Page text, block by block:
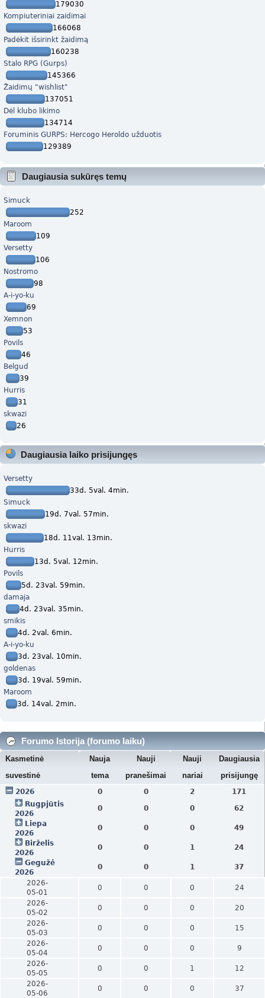
179030
Kompiuteriniai zaidimai
166068
Padėkit išsirinkt žaidimą
160238
Stalo RPG (Gurps)
145366
Žaidimų "wishlist"
137051
Dėl klubo likimo
134714
Foruminis GURPS: Hercogo Heroldo užduotis
129389
Daugiausia sukūręs temų
Simuck
252
Maroom
109
Versetty
106
Nostromo
98
A-i-yo-ku
69
Xemnon
53
Povils
46
Belgud
39
Hurris
31
skwazi
26
Daugiausia laiko prisijungęs
Versetty
33d. 5val. 4min.
Simuck
19d. 7val. 57min.
skwazi
18d. 11val. 13min.
Hurris
13d. 5val. 12min.
Povils
5d. 23val. 59min.
damaja
4d. 23val. 35min.
smikis
4d. 2val. 6min.
A-i-yo-ku
3d. 23val. 10min.
goldenas
3d. 19val. 59min.
Maroom
3d. 14val. 2min.
Forumo Istorija (forumo laiku)
Kasmetinė
suvestinė
Nauja
tema
Nauji
pranešimai
Nauji
nariai
Daugiausia
prisijungę
2026
0 0 2
171
Rugpjūtis
2026
0 0 0
62
Liepa
2026
0 0 0
49
Birželis
2026
0 0 1
24
Gegužė
2026
0 0 1
37
2026-
05-01
0 0 0
24
2026-
05-02
0 0 0
20
2026-
05-03
0 0 0
15
2026-
05-04
0 0 0
9
2026-
05-05
0 0 1
12
2026-
05-06
0 0 0
37